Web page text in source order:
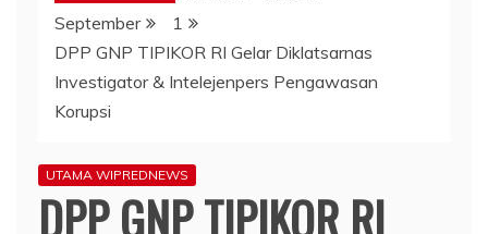
September
1
DPP GNP TIPIKOR RI Gelar Diklatsarnas
Investigator & Intelejenpers Pengawasan
Korupsi
UTAMA WIPREDNEWS
DPP GNP TIPIKOR RI